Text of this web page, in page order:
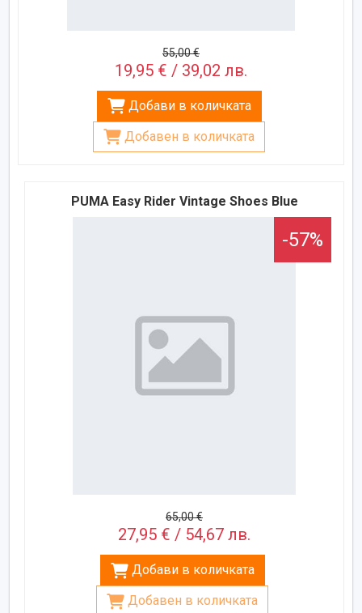
55,00 €
19,95 € / 39,02 лв.
Добави в количката
Добавен в количката
PUMA Easy Rider Vintage Shoes Blue
-57%
65,00 €
27,95 € / 54,67 лв.
Добави в количката
Добавен в количката